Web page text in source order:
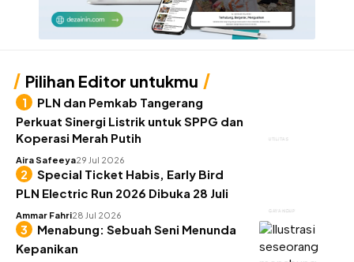
Pilihan Editor untukmu
UTILITAS
PLN dan Pemkab Tangerang
Perkuat Sinergi Listrik untuk SPPG dan
Koperasi Merah Putih
Aira Safeeya29 Jul 2026
GAYA HIDUP
Special Ticket Habis, Early Bird
PLN Electric Run 2026 Dibuka 28 Juli
Ammar Fahri28 Jul 2026
Menabung: Sebuah Seni Menunda
Kepanikan